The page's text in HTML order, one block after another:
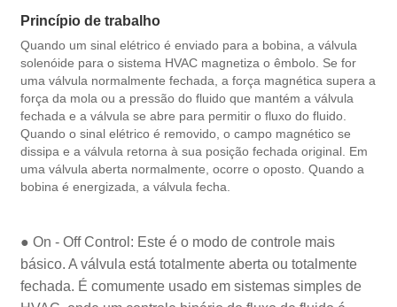
Princípio de trabalho
Quando um sinal elétrico é enviado para a bobina, a válvula
solenóide para o sistema HVAC magnetiza o êmbolo. Se for
uma válvula normalmente fechada, a força magnética supera a
força da mola ou a pressão do fluido que mantém a válvula
fechada e a válvula se abre para permitir o fluxo do fluido.
Quando o sinal elétrico é removido, o campo magnético se
dissipa e a válvula retorna à sua posição fechada original. Em
uma válvula aberta normalmente, ocorre o oposto. Quando a
bobina é energizada, a válvula fecha.
● On - Off Control: Este é o modo de controle mais
básico. A válvula está totalmente aberta ou totalmente
fechada. É comumente usado em sistemas simples de